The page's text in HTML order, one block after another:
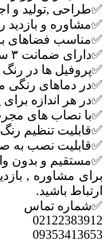
✅طراحی ,تولید و
✅مشاوره و بازدید
✅مناسب فضاهای
✅دارای ضمانت ۳ ساله
✅پروفیل ها در
✅در دماهای رنگی
✅در هر اندازه
✅با نصاب های
✅قابلیت تنظیم
✅قابلیت نصب به
✅مستقیم و بدون
برای مشاوره ,
ارتباط باشید.
✅شماره تماس
02122383912
09353413653